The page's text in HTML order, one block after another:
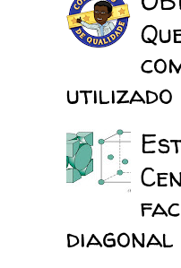
utilizado
diagonal